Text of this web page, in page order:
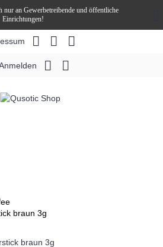
nur an Gewerbetreibende und öffentliche
Einrichtungen!
braun 3g